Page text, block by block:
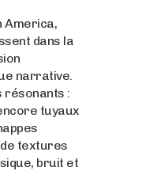
America,
dans la
narrative.
résonants :
tuyaux
textures
bruit et